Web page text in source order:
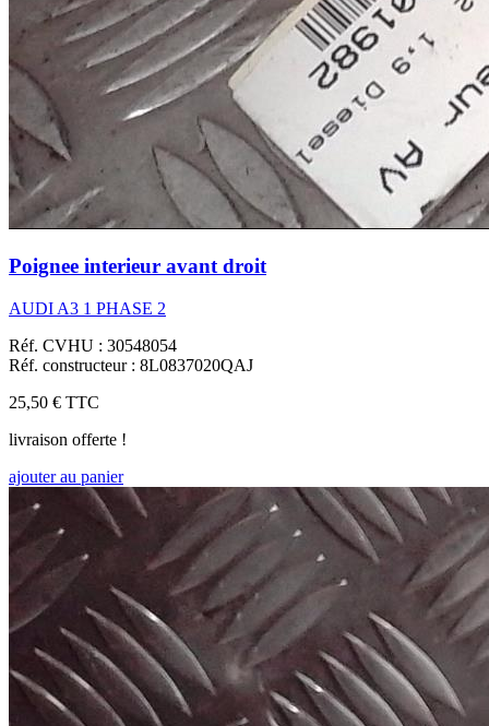
Poignee interieur avant droit
AUDI A3 1 PHASE 2
Réf. CVHU : 30548054
Réf. constructeur : 8L0837020QAJ
25,50 € TTC
livraison offerte !
ajouter au panier